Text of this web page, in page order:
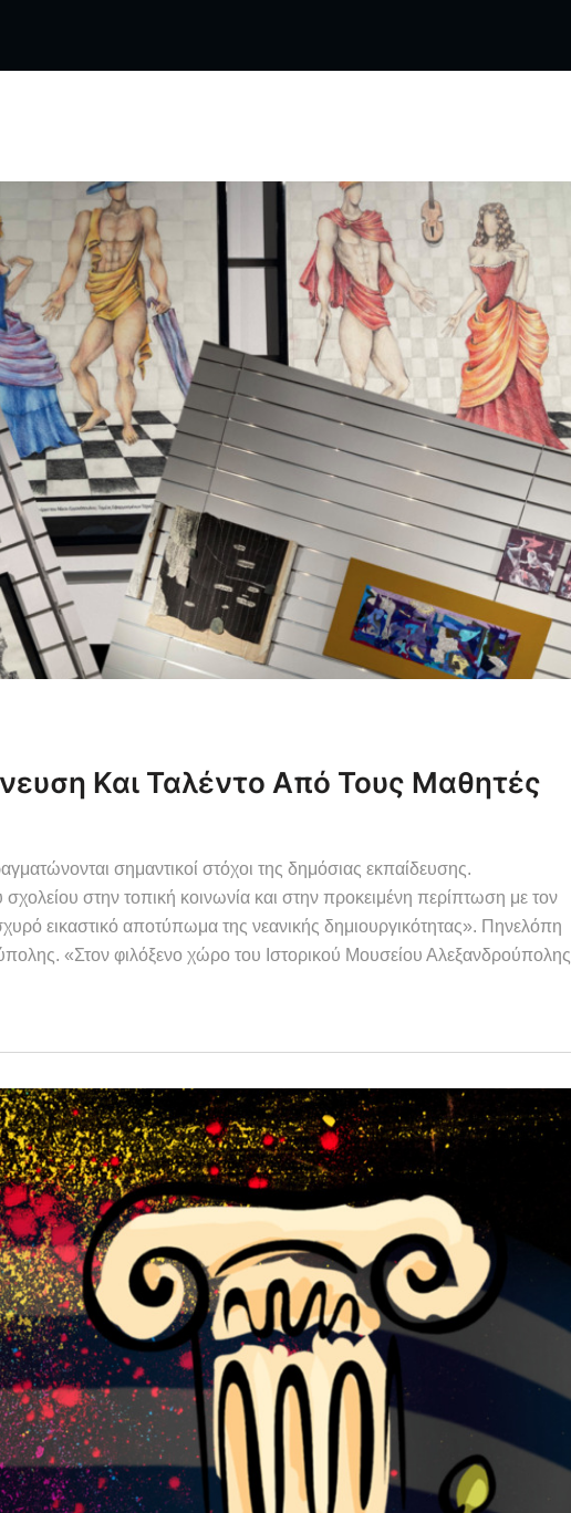
Και Ταλέντο Από Τους Μαθητές
σημαντικοί στόχοι της δημόσιας εκπαίδευσης.
στην τοπική κοινωνία και στην προκειμένη περίπτωση με τον
εικαστικό αποτύπωμα της νεανικής δημιουργικότητας». Πηνελόπη
«Στον φιλόξενο χώρο του Ιστορικού Μουσείου Αλεξανδρούπολης